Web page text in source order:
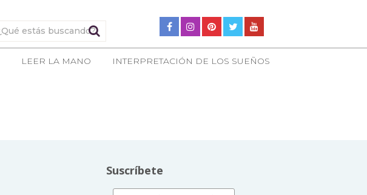
LEER LA MANO INTERPRETACIÓN DE LOS SUEÑOS
Suscríbete